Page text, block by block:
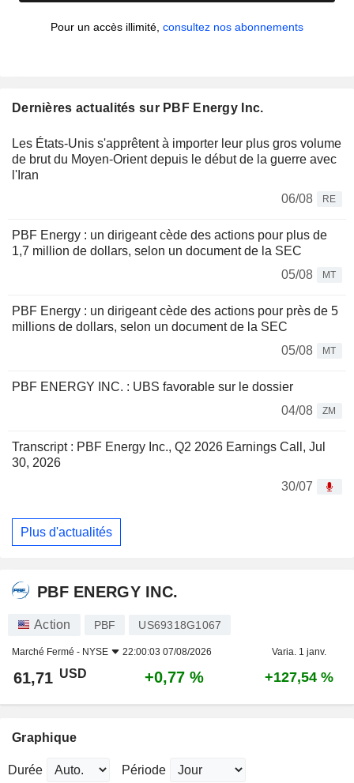
Pour un accès illimité, consultez nos abonnements
Dernières actualités sur PBF Energy Inc.
Les États-Unis s'apprêtent à importer leur plus gros volume
de brut du Moyen-Orient depuis le début de la guerre avec
l'Iran
06/08
RE
PBF Energy : un dirigeant cède des actions pour plus de
1,7 million de dollars, selon un document de la SEC
05/08
MT
PBF Energy : un dirigeant cède des actions pour près de 5
millions de dollars, selon un document de la SEC
05/08
MT
PBF ENERGY INC. : UBS favorable sur le dossier
04/08
ZM
Transcript : PBF Energy Inc., Q2 2026 Earnings Call, Jul
30, 2026
30/07
Plus d'actualités
PBF ENERGY INC.
Action PBF US69318G1067
Marché Fermé - NYSE 22:00:03 07/08/2026 Varia. 1 janv.
61,71 USD +0,77 % +127,54 %
Graphique
Durée Période